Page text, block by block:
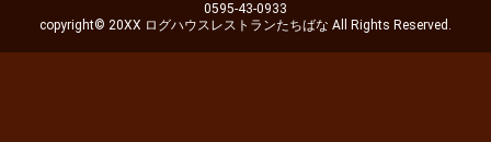
0595-43-0933
copyright© 20XX ログハウスレストランたちばな All Rights Reserved.